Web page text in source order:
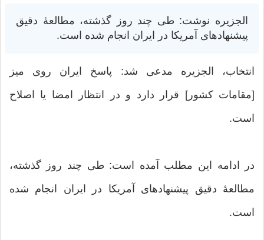
الجزیره نوشت: طی چند روز گذشته، مطالعهٔ دقیق
پیشنهادهای آمریکا در ایران انجام شده است.
انتخاب، الجزیره مدعی شد: پاسخ ایران روی میز
[مقامات کشور] قرار دارد و در انتظار امضا یا اصلاح
است.
در ادامه این مطلب آمده است: طی چند روز گذشته،
مطالعهٔ دقیق پیشنهادهای آمریکا در ایران انجام شده
است.